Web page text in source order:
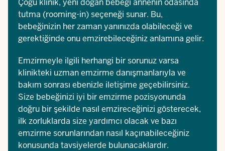
Çoğu klinik, yeni doğan bebeği annenin odasında
tutma (rooming-in) seçeneği sunar. Bu,
bebeğinizin her zaman yanınızda olabileceği ve
gerektiğinde onu emzirebileceğiniz anlamına gelir.
Emzirmeyle ilgili herhangi bir sorunuz varsa
klinikteki uzman emzirme danışmanlarıyla ve
bakım sonrası ebenizle iletişime geçebilirsiniz.
Size bebeğinizi iyi bir emzirme pozisyonunda
doğru bir şekilde nasıl emzireceğinizi gösterecek,
ilk zorluklarda size yardımcı olacak ve bazı
emzirme sorunlarından nasıl kaçınabileceğiniz
konusunda tavsiyelerde bulunacaklardır.